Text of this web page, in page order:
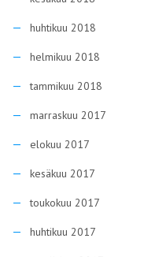
toukokuu 2017
huhtikuu 2017
maaliskuu 2017
helmikuu 2017
tammikuu 2017
marraskuu 2016
lokakuu 2016
syyskuu 2016